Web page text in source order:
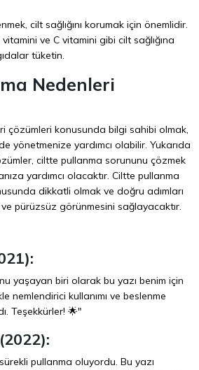
cilt sağlığını korumak için önemlidir.
ve C vitamini gibi cilt sağlığına
tüketin.
Nedenleri
çözümleri konusunda bilgi sahibi olmak,
yönetmenize yardımcı olabilir. Yukarıda
ciltte pullanma sorununu çözmek
yardımcı olacaktır. Ciltte pullanma
dikkatli olmak ve doğru adımları
ve pürüzsüz görünmesini sağlayacaktır.
yaşayan biri olarak bu yazı benim için
nemlendirici kullanımı ve beslenme
Teşekkürler! 🌟"
pullanma oluyordu. Bu yazı